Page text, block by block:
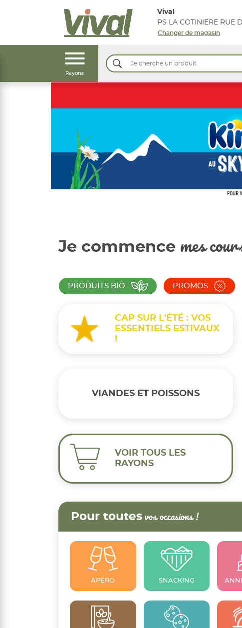
Vival
Changer de magasin
Rayons
Je commence mes
PRODUITS BIO PROMOS
CAP SUR L'ÉTÉ : VOS
ESSENTIELS ESTIVAUX
!
VIANDES ET POISSONS
VOIR TOUS LES
RAYONS
Pour toutes vos occasions !
APÉRO SNACKING